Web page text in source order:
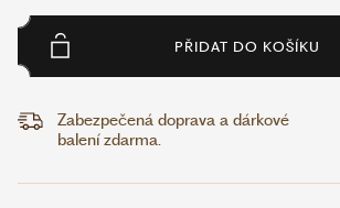
PŘIDAT DO KOŠÍKU
Zabezpečená doprava a dárkové
balení zdarma.